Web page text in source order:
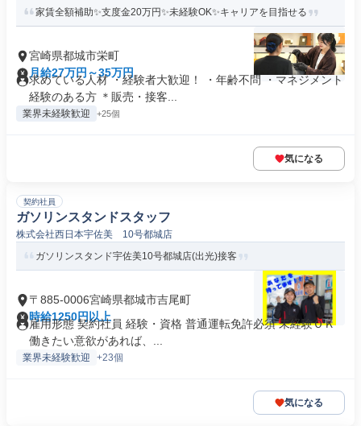
家賃全額補助✨支度金20万円✨未経験OK✨キャリアを目指せる
宮崎県都城市栄町
月給27万円～35万円
求めている人材 ・経験者大歓迎！ ・年齢不問 ・マネジメント
経験のある方 ＊販売・接客...
業界未経験歓迎 +25個
気になる
契約社員
ガソリンスタンドスタッフ
株式会社西日本宇佐美 10号都城店
ガソリンスタンド宇佐美10号都城店(出光)接客
〒885-0006宮崎県都城市吉尾町
時給1250円以上
雇用形態 契約社員 経験・資格 普通運転免許必須 未経験ＯＫ
働きたい意欲があれば、...
業界未経験歓迎 +23個
気になる